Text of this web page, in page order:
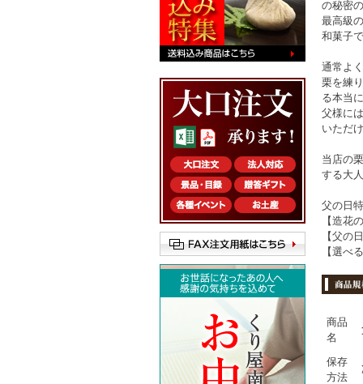
の秘密
最高級
和菓子
通常よ
栗を練
る本当
父様に
いただ
当店の
する大
父の日
【造花
【父の
【選べ
商品
名
保存
方法